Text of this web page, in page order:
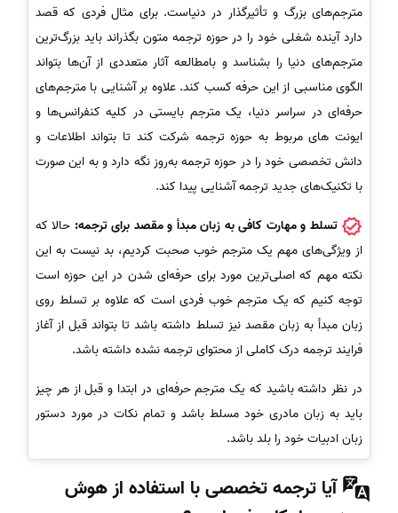
مترجم‌های بزرگ و تأثیرگذار در دنیاست. برای مثال فردی که قصد
دارد آینده شغلی خود را در حوزه ترجمه متون بگذراند باید بزرگ‌ترین
مترجم‌های دنیا را بشناسد و بامطالعه آثار متعددی از آن‌ها بتواند
الگوی مناسبی از این حرفه کسب کند. علاوه بر آشنایی با مترجم‌های
حرفه‌ای در سراسر دنیا، یک مترجم بایستی در کلیه کنفرانس‌ها و
ایونت های مربوط به حوزه ترجمه شرکت کند تا بتواند اطلاعات و
دانش تخصصی خود را در حوزه ترجمه به‌روز نگه دارد و به این صورت
با تکنیک‌های جدید ترجمه آشنایی پیدا کند.
تسلط و مهارت کافی به زبان مبدأ و مقصد برای ترجمه: حالا که
از ویژگی‌های مهم یک مترجم خوب صحبت کردیم، بد نیست به این
نکته مهم که اصلی‌ترین مورد برای حرفه‌ای شدن در این حوزه است
توجه کنیم که یک مترجم خوب فردی است که علاوه بر تسلط روی
زبان مبدأ به زبان مقصد نیز تسلط داشته باشد تا بتواند قبل از آغاز
فرایند ترجمه درک کاملی از محتوای ترجمه نشده داشته باشد.
در نظر داشته باشید که یک مترجم حرفه‌ای در ابتدا و قبل از هر چیز
باید به زبان مادری خود مسلط باشد و تمام نکات در مورد دستور
زبان ادبیات خود را بلد باشد.
آیا ترجمه تخصصی با استفاده از هوش